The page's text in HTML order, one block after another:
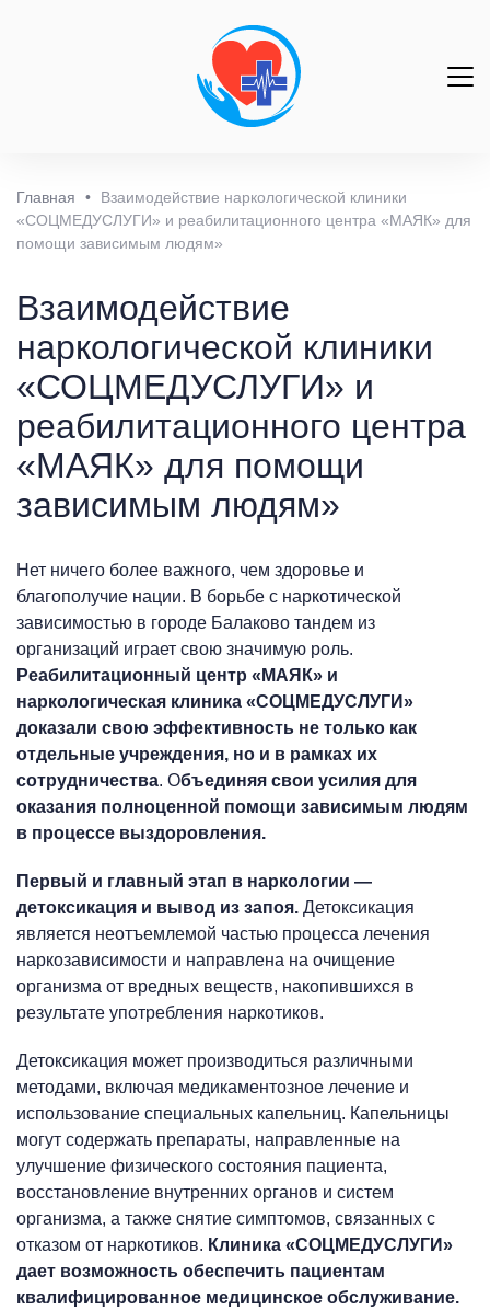
Главная •
Взаимодействие наркологической клиники
«СОЦМЕДУСЛУГИ» и реабилитационного центра «МАЯК» для
помощи зависимым людям»
Взаимодействие
наркологической клиники
«СОЦМЕДУСЛУГИ» и
реабилитационного центра
«МАЯК» для помощи
зависимым людям»
Нет ничего более важного, чем здоровье и
благополучие нации. В борьбе с наркотической
зависимостью в городе Балаково тандем из
организаций играет свою значимую роль.
Реабилитационный центр «МАЯК» и
наркологическая клиника «СОЦМЕДУСЛУГИ»
доказали свою эффективность не только как
отдельные учреждения, но и в рамках их
сотрудничества. Объединяя свои усилия для
оказания полноценной помощи зависимым людям
в процессе выздоровления.
Первый и главный этап в наркологии —
детоксикация и вывод из запоя. Детоксикация
является неотъемлемой частью процесса лечения
наркозависимости и направлена на очищение
организма от вредных веществ, накопившихся в
результате употребления наркотиков.
Детоксикация может производиться различными
методами, включая медикаментозное лечение и
использование специальных капельниц. Капельницы
могут содержать препараты, направленные на
улучшение физического состояния пациента,
восстановление внутренних органов и систем
организма, а также снятие симптомов, связанных с
отказом от наркотиков. Клиника «СОЦМЕДУСЛУГИ»
дает возможность обеспечить пациентам
квалифицированное медицинское обслуживание.